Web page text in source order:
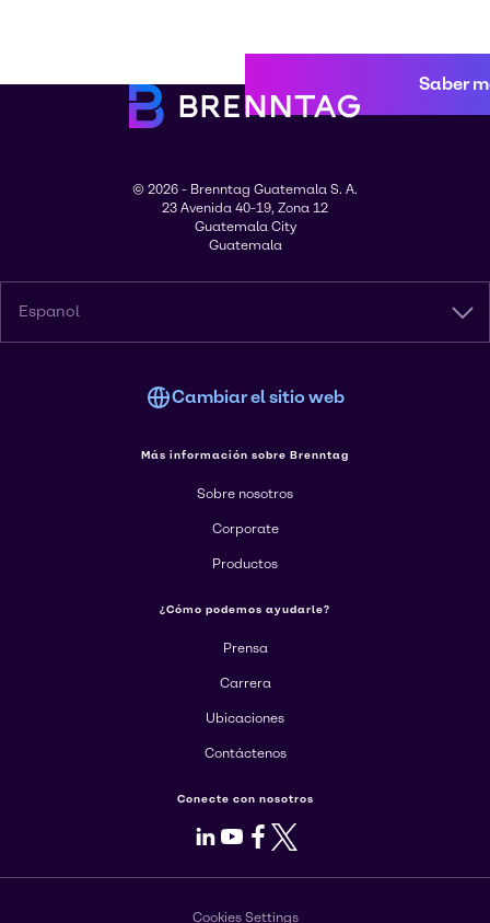
Saber
© 2026 - Brenntag Guatemala S. A.
23 Avenida 40-19, Zona 12
Guatemala City
Guatemala
Espanol
Cambiar el sitio web
Más información sobre Brenntag
Sobre nosotros
Corporate
Productos
¿Cómo podemos ayudarle?
Prensa
Carrera
Ubicaciones
Contáctenos
Conecte con nosotros
LinkedIn
Youtube
Facebook
X
Cookies Settings